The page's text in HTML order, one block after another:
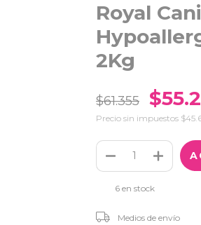
Royal
2Kg
$61.355
Precio sin impuestos
6en stock
Entregas para el CP:
Medios de envío